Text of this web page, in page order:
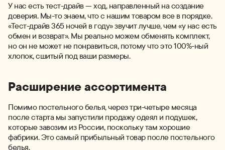
У нас есть тест-драйв — ход, направленный на создание
доверия. Мы-то знаем, что с нашим товаром все в порядке.
«Тест-драйв 365 ночей в году» звучит лучше, чем «у нас есть
обмен и возврат». Мы реально можем обменять комплект,
но он не может не понравиться, потому что это 100%-ный
хлопок, сшитый под ваши размеры.
Расширение ассортимента
Помимо постельного белья, через три-четыре месяца
после старта мы запустили продажу одеял и подушек,
которые завозим из России, поскольку там хорошие
фабрики. Это самый прибыльный товар после постельного
белья.